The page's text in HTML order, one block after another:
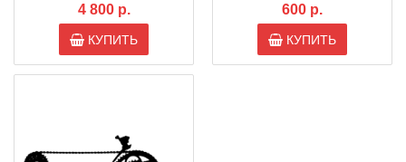
4 800 р.
КУПИТЬ
600 р.
КУПИТЬ